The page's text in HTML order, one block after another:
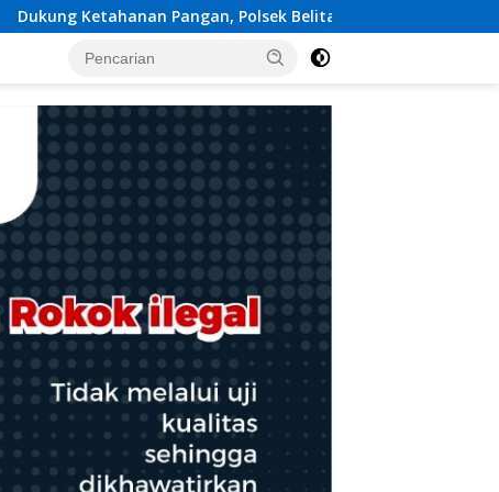
Polsek Belitang III Sukses Panen Jagung di Desa Karang Jadi